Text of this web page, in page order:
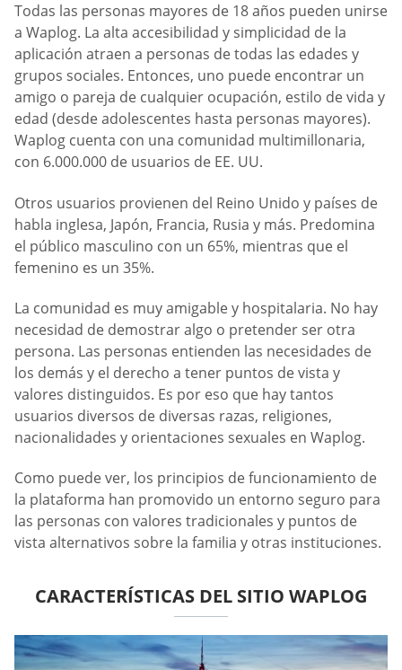
Todas las personas mayores de 18 años pueden unirse
a Waplog. La alta accesibilidad y simplicidad de la
aplicación atraen a personas de todas las edades y
grupos sociales. Entonces, uno puede encontrar un
amigo o pareja de cualquier ocupación, estilo de vida y
edad (desde adolescentes hasta personas mayores).
Waplog cuenta con una comunidad multimillonaria,
con 6.000.000 de usuarios de EE. UU.
Otros usuarios provienen del Reino Unido y países de
habla inglesa, Japón, Francia, Rusia y más. Predomina
el público masculino con un 65%, mientras que el
femenino es un 35%.
La comunidad es muy amigable y hospitalaria. No hay
necesidad de demostrar algo o pretender ser otra
persona. Las personas entienden las necesidades de
los demás y el derecho a tener puntos de vista y
valores distinguidos. Es por eso que hay tantos
usuarios diversos de diversas razas, religiones,
nacionalidades y orientaciones sexuales en Waplog.
Como puede ver, los principios de funcionamiento de
la plataforma han promovido un entorno seguro para
las personas con valores tradicionales y puntos de
vista alternativos sobre la familia y otras instituciones.
CARACTERÍSTICAS DEL SITIO WAPLOG